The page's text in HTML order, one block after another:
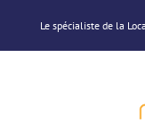
Le spécialiste de la